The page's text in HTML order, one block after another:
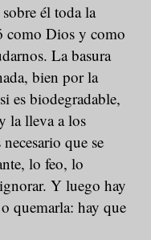
él toda la
como Dios y como
La basura
bien por la
es biodegradable,
la lleva a los
que se
lo feo, lo
Y luego hay
quemarla: hay que